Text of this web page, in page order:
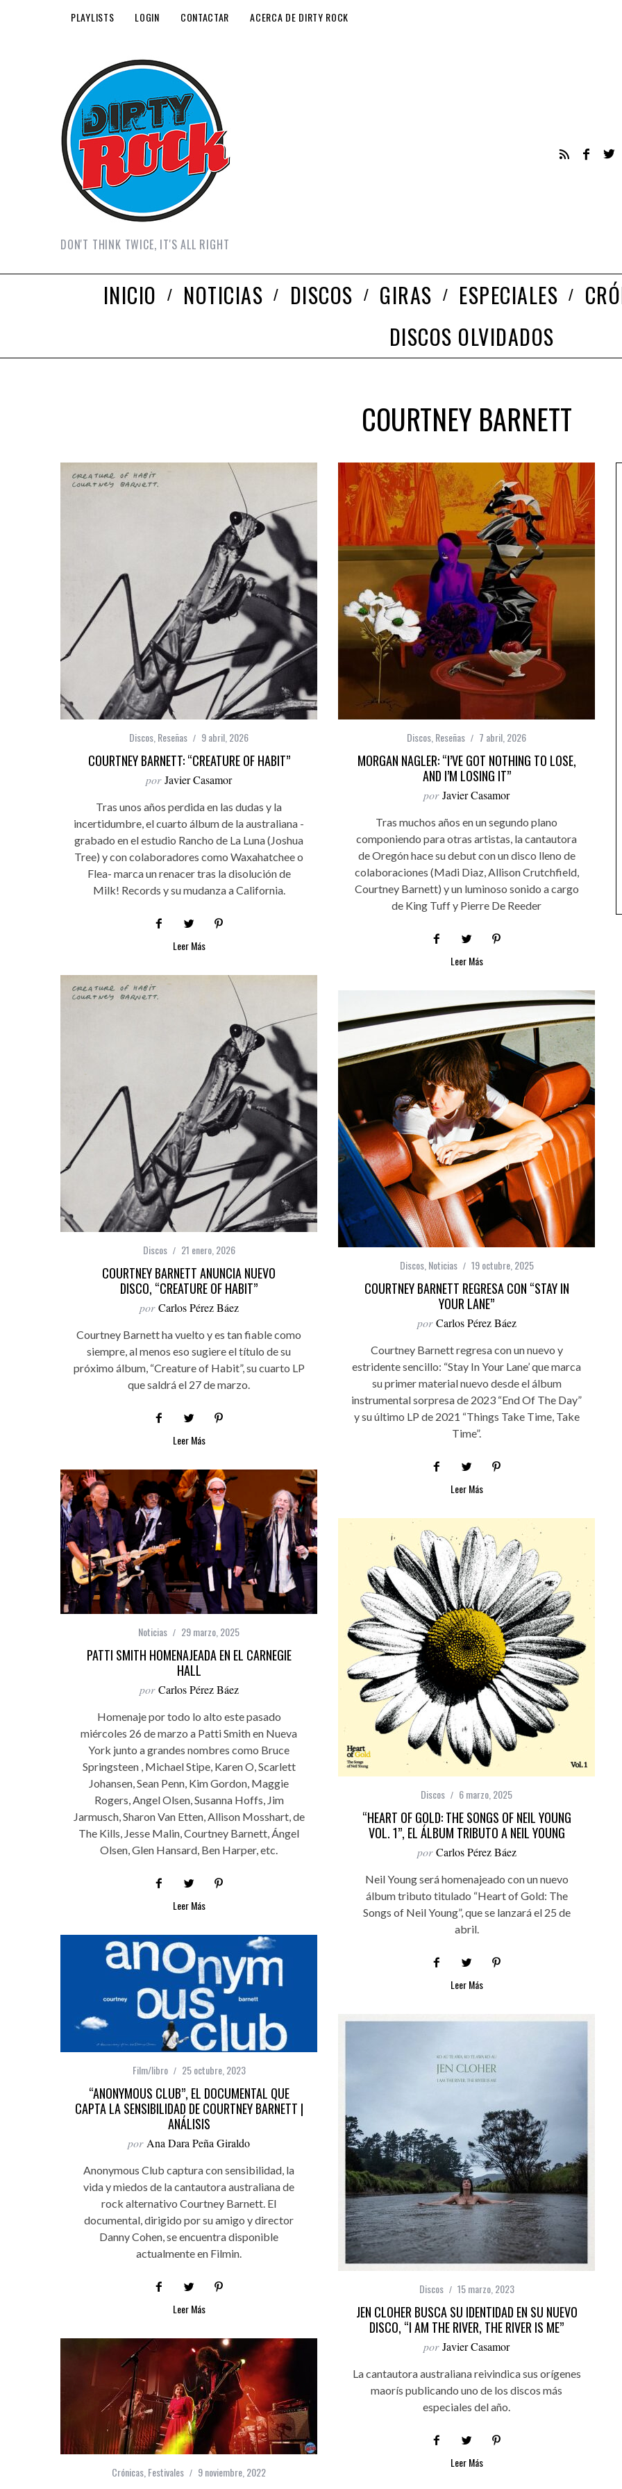
PLAYLISTS LOGIN CONTACTAR ACERCA DE DIRTY ROCK
DON'T THINK TWICE, IT'S ALL RIGHT
INICIO NOTICIAS DISCOS GIRAS ESPECIALES
DISCOS OLVIDADOS
COURTNEY BARNETT
Discos Reseñas 9 abril, 2026
COURTNEY BARNETT: “CREATURE OF HABIT”
por Javier Casamor
Tras unos años perdida en las dudas y la
incertidumbre, el cuarto álbum de la australiana -
grabado en el estudio Rancho de La Luna (Joshua
Tree) y con colaboradores como Waxahatchee o
Flea- marca un renacer tras la disolución de
Milk! Records y su mudanza a California.
Leer Más
Discos Reseñas 7 abril, 2026
MORGAN NAGLER: “I’VE GOT NOTHING TO LOSE,
AND I’M LOSING IT”
por Javier Casamor
Tras muchos años en un segundo plano
componiendo para otras artistas, la cantautora
de Oregón hace su debut con un disco lleno de
colaboraciones (Madi Diaz, Allison Crutchfield,
Courtney Barnett) y un luminoso sonido a cargo
de King Tuff y Pierre De Reeder
Leer Más
Discos 21 enero, 2026
COURTNEY BARNETT ANUNCIA NUEVO
DISCO, “CREATURE OF HABIT”
por Carlos Pérez Báez
Courtney Barnett ha vuelto y es tan fiable como
siempre, al menos eso sugiere el título de su
próximo álbum, “Creature of Habit”, su cuarto LP
que saldrá el 27 de marzo.
Leer Más
Discos, Noticias 19 octubre, 2025
COURTNEY BARNETT REGRESA CON “STAY IN
YOUR LANE”
por Carlos Pérez Báez
Courtney Barnett regresa con un nuevo y
estridente sencillo: “Stay In Your Lane’ que marca
su primer material nuevo desde el álbum
instrumental sorpresa de 2023 “End Of The Day”
y su último LP de 2021 “Things Take Time, Take
Time”.
Leer Más
Noticias 29 marzo, 2025
PATTI SMITH HOMENAJEADA EN EL CARNEGIE
HALL
por Carlos Pérez Báez
Homenaje por todo lo alto este pasado
miércoles 26 de marzo a Patti Smith en Nueva
York junto a grandes nombres como Bruce
Springsteen , Michael Stipe, Karen O, Scarlett
Johansen, Sean Penn, Kim Gordon, Maggie
Rogers, Angel Olsen, Susanna Hoffs, Jim
Jarmusch, Sharon Van Etten, Allison Mosshart, de
The Kills, Jesse Malin, Courtney Barnett, Ángel
Olsen, Glen Hansard, Ben Harper, etc.
Leer Más
Discos 6 marzo, 2025
“HEART OF GOLD: THE SONGS OF NEIL YOUNG
VOL. 1”, EL ÁLBUM TRIBUTO A NEIL YOUNG
por Carlos Pérez Báez
Neil Young será homenajeado con un nuevo
álbum tributo titulado “Heart of Gold: The
Songs of Neil Young”, que se lanzará el 25 de
abril.
Leer Más
Film/libro 25 octubre, 2023
“ANONYMOUS CLUB”, EL DOCUMENTAL QUE
CAPTA LA SENSIBILIDAD DE COURTNEY BARNETT |
ANÁLISIS
por Ana Dara Peña Giraldo
Anonymous Club captura con sensibilidad, la
vida y miedos de la cantautora australiana de
rock alternativo Courtney Barnett. El
documental, dirigido por su amigo y director
Danny Cohen, se encuentra disponible
actualmente en Filmin.
Leer Más
Discos 15 marzo, 2023
JEN CLOHER BUSCA SU IDENTIDAD EN SU NUEVO
DISCO, “I AM THE RIVER, THE RIVER IS ME”
por Javier Casamor
La cantautora australiana reivindica sus orígenes
maorís publicando uno de los discos más
especiales del año.
Leer Más
Crónicas Festivales 9 noviembre, 2022